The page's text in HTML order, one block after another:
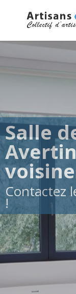
Salle
Contactez
!